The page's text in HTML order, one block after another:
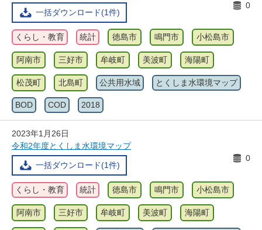
一括ダウンロード(1件)
0
くらし・教育 統計 徳島市 鳴門市 小松島市
阿南市 三好市 牟岐町 美波町 海陽町
松茂町 北島町 公共用水域 とくしま水環境マップ
BOD COD 2018
2023年1月26日
令和2年度とくしま水環境マップ
一括ダウンロード(1件)
0
くらし・教育 統計 徳島市 鳴門市 小松島市
阿南市 三好市 牟岐町 美波町 海陽町